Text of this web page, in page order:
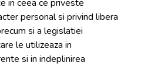
in ceea ce priveste
personal si privind libera
si a legislatiei
le utilizeaza in
si in indeplinirea